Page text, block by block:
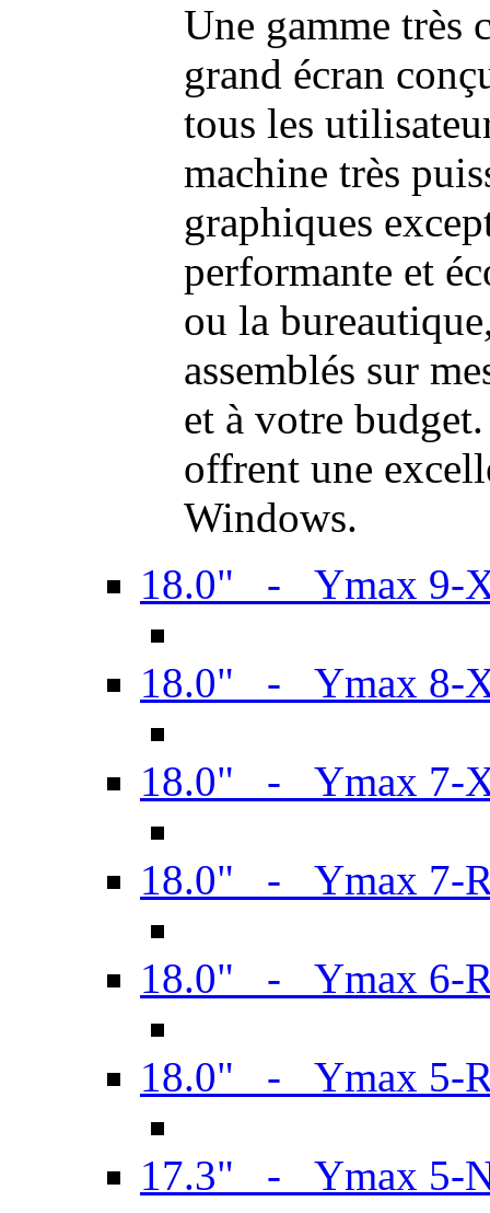
Une gamme très
grand écran
tous les
machine très
graphiques
performante et
ou la
assemblés sur
et à votre
offrent une
Windows.
18.0" - Ymax 9-
18.0" - Ymax 8-
18.0" - Ymax 7-
18.0" - Ymax 7-
18.0" - Ymax 6-
18.0" - Ymax 5-
17.3" - Ymax 5-